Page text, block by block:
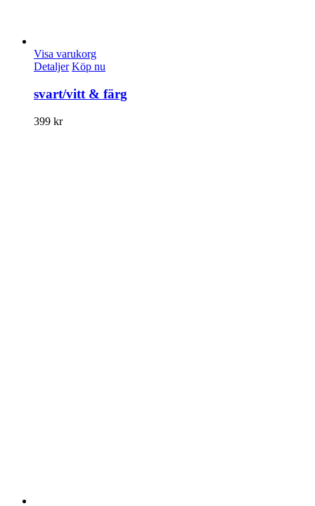
Visa varukorg
Detaljer Köp nu
svart/vitt & färg
399 kr